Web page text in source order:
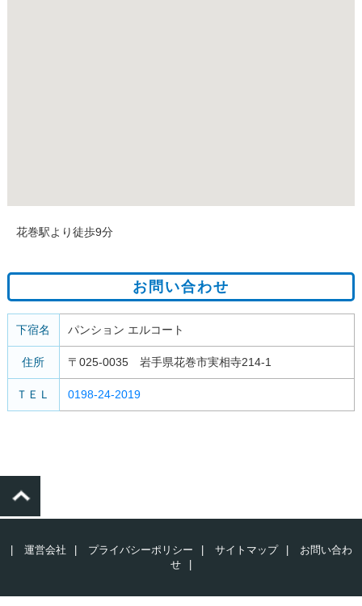
花巻駅より徒歩9分
お問い合わせ
下宿名 パンション エルコート
住所 〒025-0035 岩手県花巻市実相寺214-1
ＴＥＬ 0198-24-2019
運営会社 プライバシーポリシー サイトマップ
お問い合わ
せ